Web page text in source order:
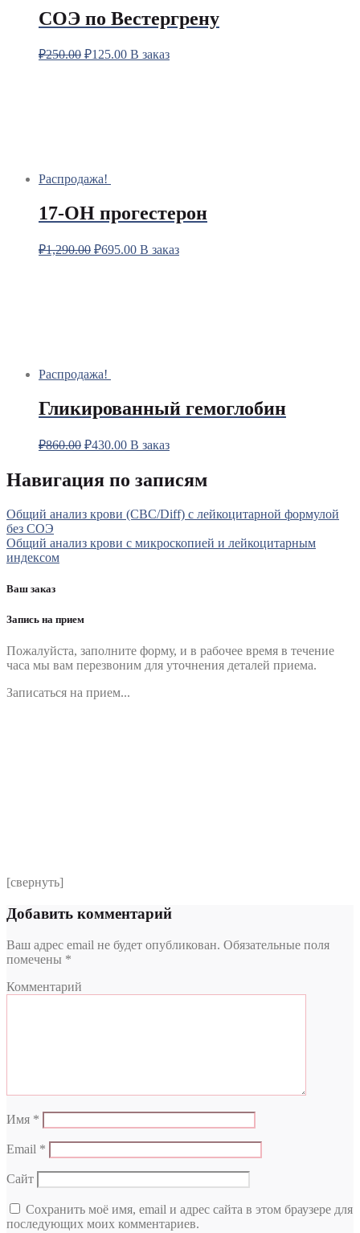
СОЭ по Вестергрену
₽250.00 ₽125.00 В заказ
Распродажа!
17-OH прогестерон
₽1,290.00 ₽695.00 В заказ
Распродажа!
Гликированный гемоглобин
₽860.00 ₽430.00 В заказ
Навигация по записям
Общий анализ крови (CBC/Diff) с лейкоцитарной формулой
без СОЭ
Общий анализ крови с микроскопией и лейкоцитарным
индексом
Ваш заказ
Запись на прием
Пожалуйста, заполните форму, и в рабочее время в течение
часа мы вам перезвоним для уточнения деталей приема.
Записаться на прием...
[свернуть]
Добавить комментарий
Ваш адрес email не будет опубликован. Обязательные поля
помечены *
Комментарий
Имя *
Email *
Сайт
Сохранить моё имя, email и адрес сайта в этом браузере для
последующих моих комментариев.